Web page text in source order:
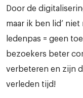
Door de
maar ik ben lid’
ledenpas = geen
bezoekers beter
verbeteren en zijn
verleden tijd!